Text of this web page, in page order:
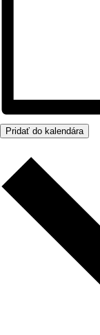
Pridať do kalendára